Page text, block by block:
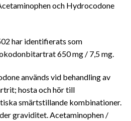
och Hydrocodone
har identifierats som
650 mg / 7,5 mg.
används vid behandling av
hosta och hör till
smärtstillande kombinationer.
graviditet. Acetaminophen /